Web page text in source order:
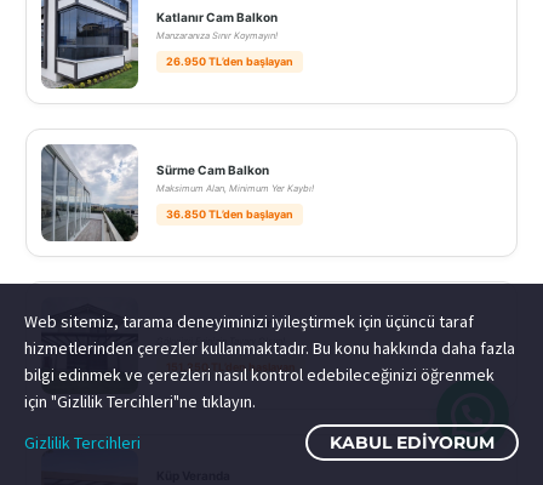
Katlanır Cam Balkon
Manzaranıza Sınır Koymayın!
26.950 TL’den başlayan
Sürme Cam Balkon
Maksimum Alan, Minimum Yer Kaybı!
36.850 TL’den başlayan
Veranda Cam Tavan
Gökyüzü Evinizin Tavanı Olsun!
151.250 TL’den başlayan
Web sitemiz, tarama deneyiminizi iyileştirmek için üçüncü taraf
hizmetlerinden çerezler kullanmaktadır. Bu konu hakkında daha fazla
bilgi edinmek ve çerezleri nasıl kontrol edebileceğinizi öğrenmek
için "Gizlilik Tercihleri"ne tıklayın.
Gizlilik Tercihleri
KABUL EDIYORUM